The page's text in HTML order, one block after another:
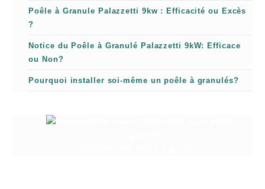
Poêle à Granule Palazzetti 9kw : Efficacité ou Excès
?
Notice du Poêle à Granulé Palazzetti 9kW: Efficace
ou Non?
Pourquoi installer soi-même un poêle à granulés?